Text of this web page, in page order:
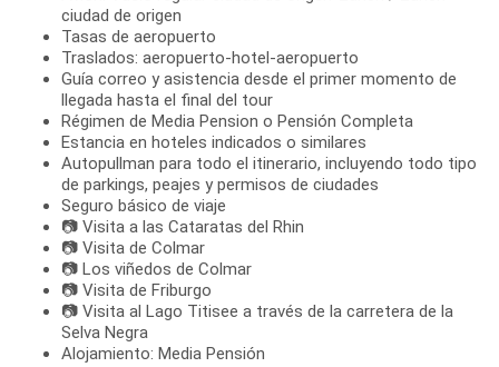
ciudad de origen
Tasas de aeropuerto
Traslados: aeropuerto-hotel-aeropuerto
Guía correo y asistencia desde el primer momento de
llegada hasta el final del tour
Régimen de Media Pension o Pensión Completa
Estancia en hoteles indicados o similares
Autopullman para todo el itinerario, incluyendo todo tipo
de parkings, peajes y permisos de ciudades
Seguro básico de viaje
📷 Visita a las Cataratas del Rhin
📷 Visita de Colmar
📷 Los viñedos de Colmar
📷 Visita de Friburgo
📷 Visita al Lago Titisee a través de la carretera de la
Selva Negra
Alojamiento: Media Pensión